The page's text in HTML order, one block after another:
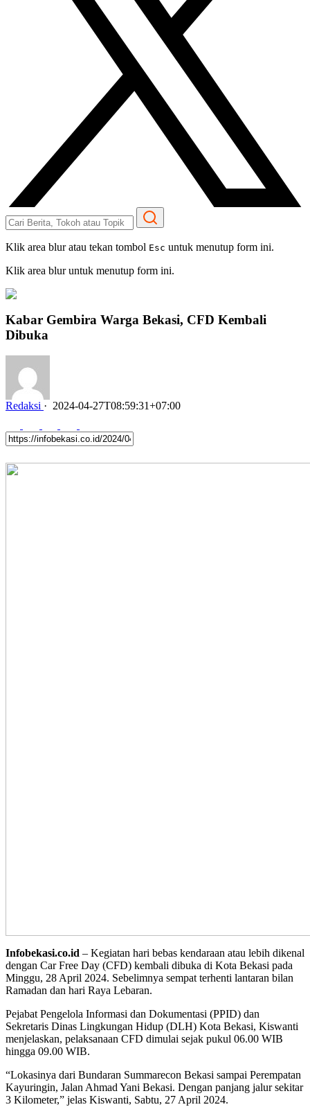
Klik area blur atau tekan tombol Esc untuk menutup form ini.
Klik area blur untuk menutup form ini.
Kabar Gembira Warga Bekasi, CFD Kembali
Dibuka
Redaksi · 2024-04-27T08:59:31+07:00
Infobekasi.co.id – Kegiatan hari bebas kendaraan atau lebih dikenal
dengan Car Free Day (CFD) kembali dibuka di Kota Bekasi pada
Minggu, 28 April 2024. Sebelimnya sempat terhenti lantaran bilan
Ramadan dan hari Raya Lebaran.
Pejabat Pengelola Informasi dan Dokumentasi (PPID) dan
Sekretaris Dinas Lingkungan Hidup (DLH) Kota Bekasi, Kiswanti
menjelaskan, pelaksanaan CFD dimulai sejak pukul 06.00 WIB
hingga 09.00 WIB.
“Lokasinya dari Bundaran Summarecon Bekasi sampai Perempatan
Kayuringin, Jalan Ahmad Yani Bekasi. Dengan panjang jalur sekitar
3 Kilometer,” jelas Kiswanti, Sabtu, 27 April 2024.